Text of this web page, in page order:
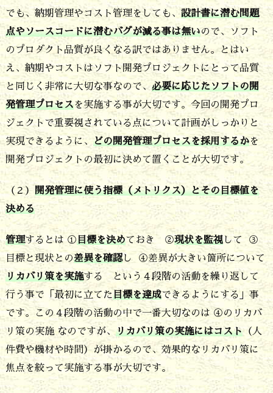
でも、納期管理やコスト管理をしても、設計書に潜む問題
点やソースコードに潜むバグが減る事は無いので、ソフト
のプロダクト品質が良くなる訳ではありません。とはい
え、納期やコストはソフト開発プロジェクトにとって品質
と同じく非常に大切な事なので、 必要に応じたソフトの開
発管理プロセスを実施する事が大切です。今回の開発プロ
ジェクトで重要視されている点について計画がしっかりと
実現できるように、 どの開発管理プロセスを採用するかを
開発プロジェクトの最初に決めて置くことが大切です。
（２） 開発管理に使う指標（メトリクス）とその目標値を
決める
管理するとは ①目標を決めておき ②現状を監視 して ③
目標と現状との差異を確認し ④差異が大きい箇所について
リカバリ策を実施する という４段階の活動を繰り返して
行う事で「最初に立てた目標を達成できるようにする」事
です。この４段階の活動の中で一番大切なのは ④のリカバ
リ策の実施 なのですが、 リカバリ策の実施にはコスト（人
件費や機材や時間）が掛かるので、効果的なリカバリ策に
焦点を絞って実施する事が大切です。